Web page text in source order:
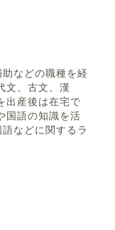
などの職種を経
文、古文、漢
出産後は在宅で
国語の知識を活
などに関するラ